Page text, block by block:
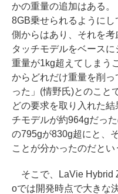
かの重量の追加はある
8GB乗せられるように
側からはあり、それを
タッチモデルをベースに
重量が1kg超えてしまう
からどれだけ重量を削
った」(情野氏)とのこと
どの要求を取り入れた
チモデルが約964gだっ
の795gが830g超にと、
ことが分かったのだとい
そこで、LaVie Hybrid
oでは開発時点で大きな